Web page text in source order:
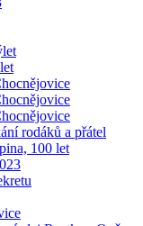
rodáků a přátel
100 let